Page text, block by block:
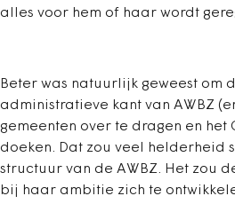
alles voor hem of haar wordt
Beter was natuurlijk geweest om
administratieve kant van AWBZ
gemeenten over te dragen en het
doeken. Dat zou veel helderheid
structuur van de AWBZ. Het zou
bij haar ambitie zich te